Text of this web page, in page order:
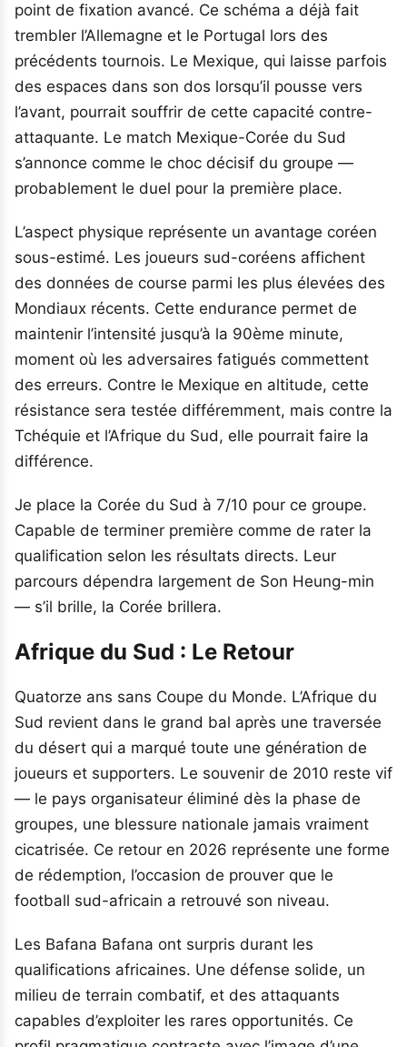
point de fixation avancé. Ce schéma a déjà fait
trembler l’Allemagne et le Portugal lors des
précédents tournois. Le Mexique, qui laisse parfois
des espaces dans son dos lorsqu’il pousse vers
l’avant, pourrait souffrir de cette capacité contre-
attaquante. Le match Mexique-Corée du Sud
s’annonce comme le choc décisif du groupe —
probablement le duel pour la première place.
L’aspect physique représente un avantage coréen
sous-estimé. Les joueurs sud-coréens affichent
des données de course parmi les plus élevées des
Mondiaux récents. Cette endurance permet de
maintenir l’intensité jusqu’à la 90ème minute,
moment où les adversaires fatigués commettent
des erreurs. Contre le Mexique en altitude, cette
résistance sera testée différemment, mais contre la
Tchéquie et l’Afrique du Sud, elle pourrait faire la
différence.
Je place la Corée du Sud à 7/10 pour ce groupe.
Capable de terminer première comme de rater la
qualification selon les résultats directs. Leur
parcours dépendra largement de Son Heung-min
— s’il brille, la Corée brillera.
Afrique du Sud : Le Retour
Quatorze ans sans Coupe du Monde. L’Afrique du
Sud revient dans le grand bal après une traversée
du désert qui a marqué toute une génération de
joueurs et supporters. Le souvenir de 2010 reste vif
— le pays organisateur éliminé dès la phase de
groupes, une blessure nationale jamais vraiment
cicatrisée. Ce retour en 2026 représente une forme
de rédemption, l’occasion de prouver que le
football sud-africain a retrouvé son niveau.
Les Bafana Bafana ont surpris durant les
qualifications africaines. Une défense solide, un
milieu de terrain combatif, et des attaquants
capables d’exploiter les rares opportunités. Ce